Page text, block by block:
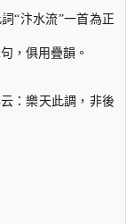
“汴水流”一首為正
，俱用疊韻。
：樂天此調，非後